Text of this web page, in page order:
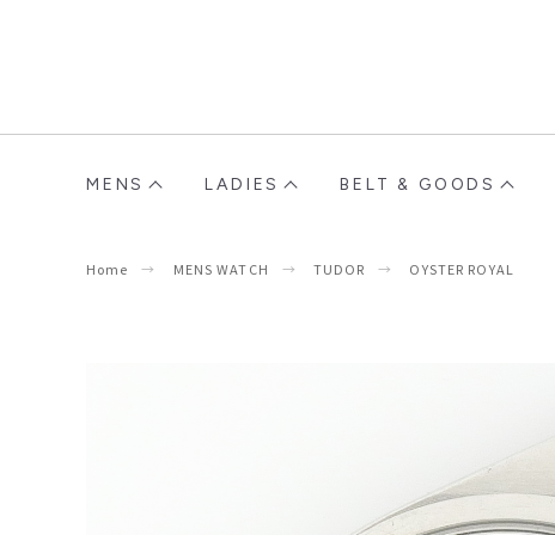
MENS LADIES BELT & GOODS
Home MENS WATCH TUDOR OYSTER ROYAL